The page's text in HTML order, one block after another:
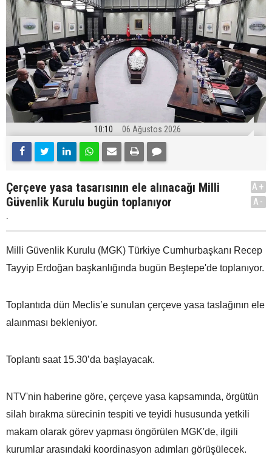
10:10 06 Ağustos 2026
Çerçeve yasa tasarısının ele alınacağı Milli
Güvenlik Kurulu bugün toplanıyor
.
A+
A-
Milli Güvenlik Kurulu (MGK) Türkiye Cumhurbaşkanı Recep
Tayyip Erdoğan başkanlığında bugün Beştepe'de toplanıyor.
Toplantıda dün Meclis’e sunulan çerçeve yasa taslağının ele
alaınması bekleniyor.
Toplantı saat 15.30’da başlayacak.
NTV'nin haberine göre, çerçeve yasa kapsamında, örgütün
silah bırakma sürecinin tespiti ve teyidi hususunda yetkili
makam olarak görev yapması öngörülen MGK'de, ilgili
kurumlar arasındaki koordinasyon adımları görüşülecek.